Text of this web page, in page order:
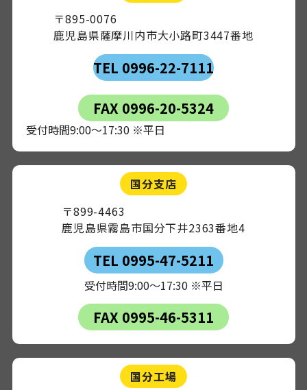
〒895-0076
鹿児島県薩摩川内市大小路町3447番地
TEL 0996-22-7111
FAX 0996-20-5324
受付時間9:00～17:30 ※平日
国分支店
〒899-4463
鹿児島県霧島市国分下井2363番地4
TEL 0995-47-5211
受付時間9:00～17:30 ※平日
FAX 0995-46-5311
国分工場